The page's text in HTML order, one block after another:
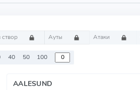
створ Ауты Атаки
40 50 100
AALESUND